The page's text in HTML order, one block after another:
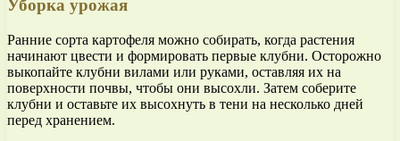
Уборка урожая
Ранние сорта картофеля можно собирать, когда растения
начинают цвести и формировать первые клубни. Осторожно
выкопайте клубни вилами или руками, оставляя их на
поверхности почвы, чтобы они высохли. Затем соберите
клубни и оставьте их высохнуть в тени на несколько дней
перед хранением.